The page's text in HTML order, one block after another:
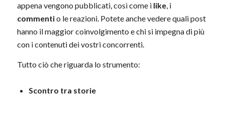
appena vengono pubblicati, così come i like, i
commentio le reazioni. Potete anche vedere quali post
hanno il maggior coinvolgimento e chi si impegna di più
con i contenuti dei vostri concorrenti.
Tutto ciò che riguarda lo strumento:
Scontro tra storie